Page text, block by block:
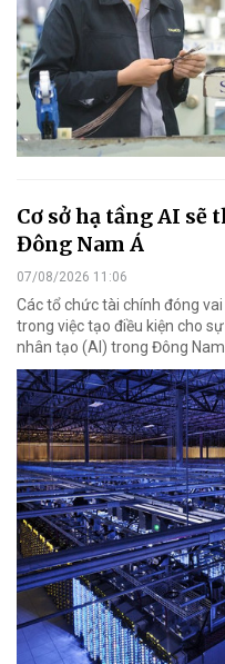
Cơ sở hạ tầng AI sẽ
Đông Nam Á
07/08/2026 11:06
Các tổ chức tài chính đóng
trong việc tạo điều kiện cho
nhân tạo (AI) trong Đông Nam